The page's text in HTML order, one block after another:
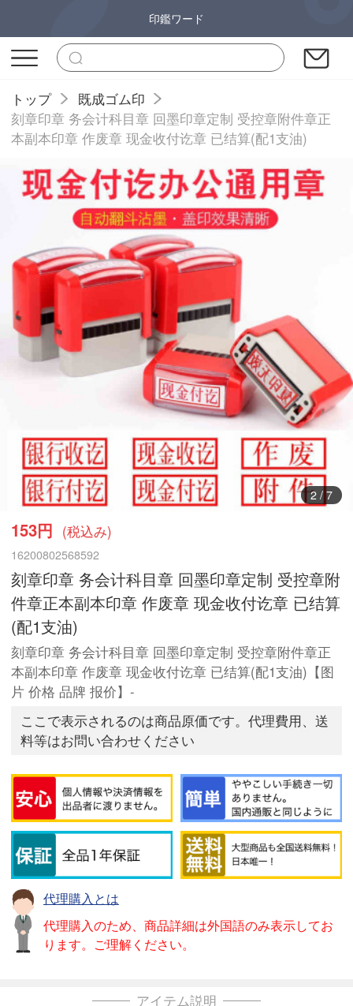
印鑑ワード
トップ
既成ゴム印
刻章印章 务会计科目章 回墨印章定制 受控章附件章正
本副本印章 作废章 现金收付讫章 已结算(配1支油)
3/ 7
153円 (税込み)
16200802568592
刻章印章 务会计科目章 回墨印章定制 受控章附
件章正本副本印章 作废章 现金收付讫章 已结算
(配1支油)
刻章印章 务会计科目章 回墨印章定制 受控章附件章正
本副本印章 作废章 现金收付讫章 已结算(配1支油)【图
片 价格 品牌 报价】-
ここで表示されるのは商品原価です。代理費用、送
料等はお問い合わせください
代理購入とは
代理購入のため、商品詳細は外国語のみ表示してお
ります。ご理解ください。
アイテム説明